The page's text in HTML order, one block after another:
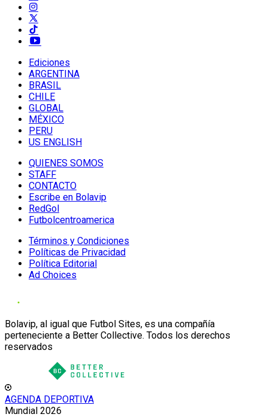
Ediciones
ARGENTINA
BRASIL
CHILE
GLOBAL
MÉXICO
PERU
US ENGLISH
QUIENES SOMOS
STAFF
CONTACTO
Escribe en Bolavip
RedGol
Futbolcentroamerica
Términos y Condiciones
Políticas de Privacidad
Política Editorial
Ad Choices
Bolavip, al igual que Futbol Sites, es una compañía
perteneciente a Better Collective. Todos los derechos
reservados
AGENDA DEPORTIVA
Mundial 2026